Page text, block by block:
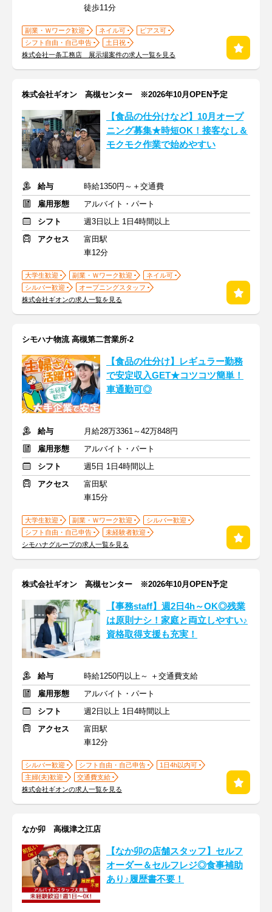
徒歩11分
副業・Ｗワーク歓迎 ネイル可
ピアス可
シフト自由・自己申告
土日祝
株式会社一条工務店 展示場案件の求人一覧を見る
株式会社ギオン 高槻センター ※2026年10月OPEN予定
【食品の仕分けなど】10月オープ
ニング募集★時短OK！接客なし＆
モクモク作業で始めやすい
給与
時給1350円～＋交通費
雇用形態
アルバイト・パート
シフト
週3日以上 1日4時間以上
アクセス
富田駅
車12分
大学生歓迎 副業・Ｗワーク歓迎
ネイル可
シルバー歓迎
オープニングスタッフ
株式会社ギオンの求人一覧を見る
シモハナ物流 高槻第二営業所-2
【食品の仕分け】レギュラー勤務
で安定収入GET★コツコツ簡単！
車通勤可◎
給与
月給28万3361～42万848円
雇用形態
アルバイト・パート
シフト
週5日 1日4時間以上
アクセス
富田駅
車15分
大学生歓迎 副業・Ｗワーク歓迎
シルバー歓迎
シフト自由・自己申告
未経験者歓迎
シモハナグループの求人一覧を見る
株式会社ギオン 高槻センター ※2026年10月OPEN予定
【事務staff】週2日4h～OK◎残業
は原則ナシ！家庭と両立しやすい♪
資格取得支援も充実！
給与
時給1250円以上～ ＋交通費支給
雇用形態
アルバイト・パート
シフト
週2日以上 1日4時間以上
アクセス
富田駅
車12分
シルバー歓迎 シフト自由・自己申告
1日4h以内可
主婦(夫)歓迎
交通費支給
株式会社ギオンの求人一覧を見る
なか卯 高槻津之江店
【なか卯の店舗スタッフ】セルフ
オーダー＆セルフレジ◎食事補助
あり♪履歴書不要！